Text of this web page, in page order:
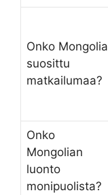
Onko Mongolia
suosittu
matkailumaa?
Onko
Mongolian
luonto
monipuolista?